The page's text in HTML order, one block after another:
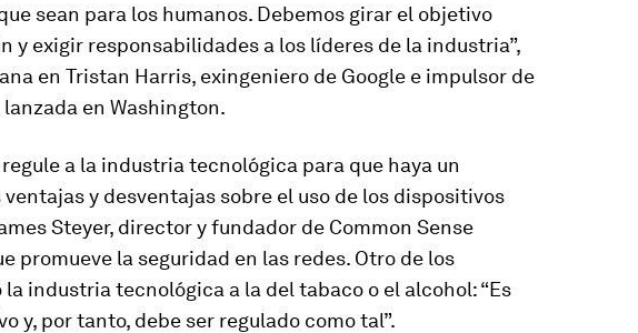
sean para los humanos. Debemos girar el objetivo
y exigir responsabilidades a los líderes de la industria”,
en Tristan Harris, exingeniero de Google e impulsor de
en Washington.
regule a la industria tecnológica para que haya un
y desventajas sobre el uso de los dispositivos
Steyer, director y fundador de Common Sense
promueve la seguridad en las redes. Otro de los
industria tecnológica a la del tabaco o el alcohol: “Es
y, por tanto, debe ser regulado como tal”.